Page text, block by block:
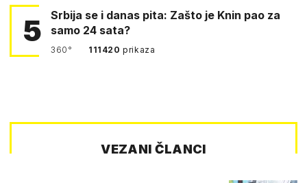
5
Srbija se i danas pita: Zašto je Knin pao za
samo 24 sata?
360° 111420prikaza
VEZANI ČLANCI